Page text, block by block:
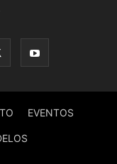
EVENTOS